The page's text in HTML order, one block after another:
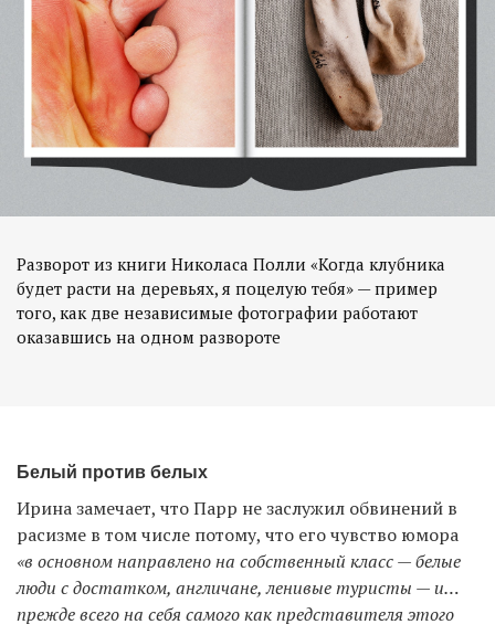
Разворот из книги Николаса Полли «Когда клубника
будет расти на деревьях, я поцелую тебя» — пример
того, как две независимые фотографии работают
оказавшись на одном развороте
Белый против белых
Ирина замечает, что Парр не заслужил обвинений в
расизме в том числе потому, что его чувство юмора
«в основном направлено на собственный класс — белые
люди с достатком, англичане, ленивые туристы — и…
прежде всего на себя самого как представителя этого